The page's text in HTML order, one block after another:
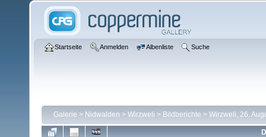
Startseite Anmelden Albenliste Suche
Galerie > Nidwalden > Wirzweli > Bildberichte > Wirzweli, 26.